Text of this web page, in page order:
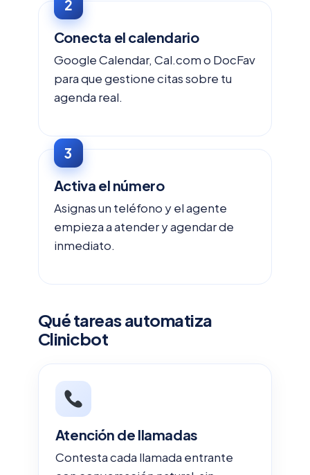
Conecta el calendario
Google Calendar, Cal.com o DocFav
para que gestione citas sobre tu
agenda real.
Activa el número
Asignas un teléfono y el agente
empieza a atender y agendar de
inmediato.
Qué tareas automatiza
Clinicbot
Atención de llamadas
Contesta cada llamada entrante